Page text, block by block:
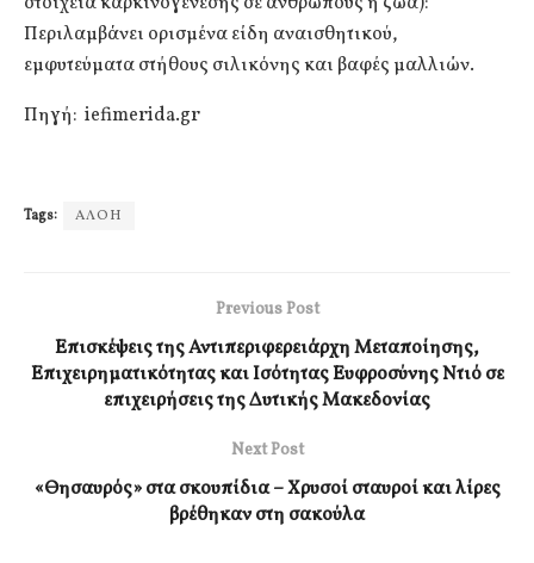
Περιλαμβάνει ορισμένα είδη αναισθητικού,
εμφυτεύματα στήθους σιλικόνης και βαφές μαλλιών.
Πηγή: iefimerida.gr
Tags: ΑΛΟΗ
Previous Post
Επισκέψεις της Αντιπεριφερειάρχη Μεταποίησης,
Επιχειρηματικότητας και Ισότητας Ευφροσύνης Ντιό σε
επιχειρήσεις της Δυτικής Μακεδονίας
Next Post
«Θησαυρός» στα σκουπίδια – Χρυσοί σταυροί και λίρες
βρέθηκαν στη σακούλα